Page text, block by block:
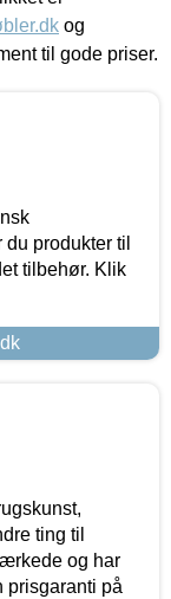
og
til gode priser.
produkter til
tilbehør. Klik
ting til
og har
prisgaranti på